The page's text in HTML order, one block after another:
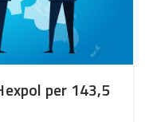
per 143,5